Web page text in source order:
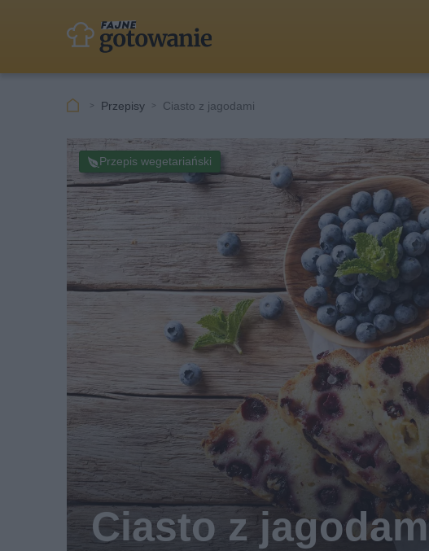
Przepisy Ciasto z jagodami
Ciasto z
Przepis wegetariański